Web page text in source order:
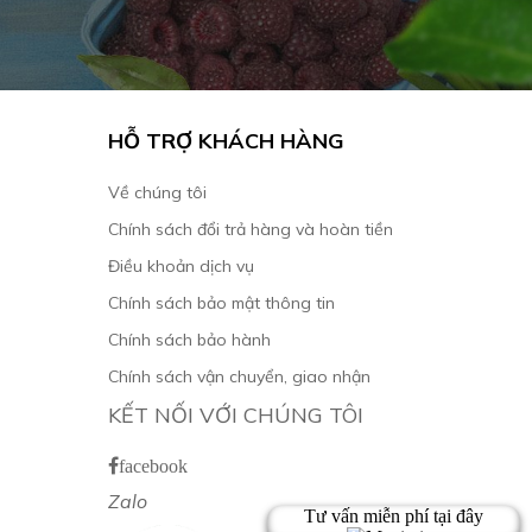
HỖ TRỢ KHÁCH HÀNG
Về chúng tôi
Chính sách đổi trả hàng và hoàn tiền
Điều khoản dịch vụ
Chính sách bảo mật thông tin
Chính sách bảo hành
Chính sách vận chuyển, giao nhận
KẾT NỐI VỚI CHÚNG TÔI
facebook
Zalo